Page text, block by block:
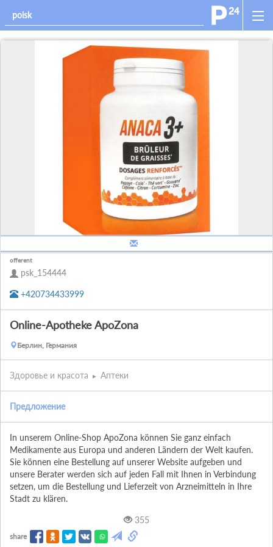
offerent
psk_154444
+420734433999
Online-Apotheke ApoZona
Берлин, Германия
Здоровье и красота Аптеки
Предложение
In unserem Online-Shop ApoZona können Sie ganz einfach
Medikamente aus Europa und anderen Ländern der Welt kaufen.
Sie können eine Bestellung auf unserer Website aufgeben und
unsere Berater werden sich auf jeden Fall mit Ihnen in Verbindung
setzen, um die Bestellung und Lieferzeit von Arzneimitteln in Ihre
Stadt zu klären.
355
share